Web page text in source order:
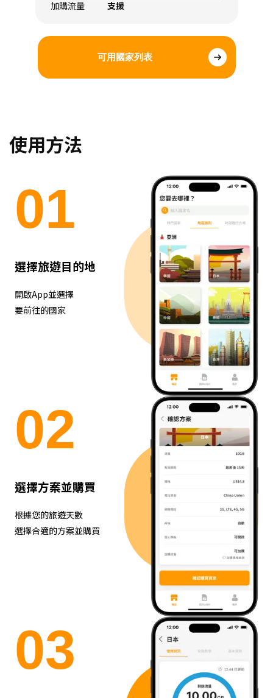
加購流量
支援
可用國家列表
使用方法
01
選擇旅遊目的地
開啟App並選擇
要前往的國家
02
選擇方案並購買
根據您的旅遊天數
選擇合適的方案並購買
03